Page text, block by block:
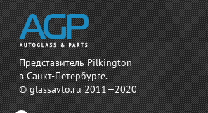
Представитель Pilkington
в Санкт-Петербурге.
© glassavto.ru 2011—2020